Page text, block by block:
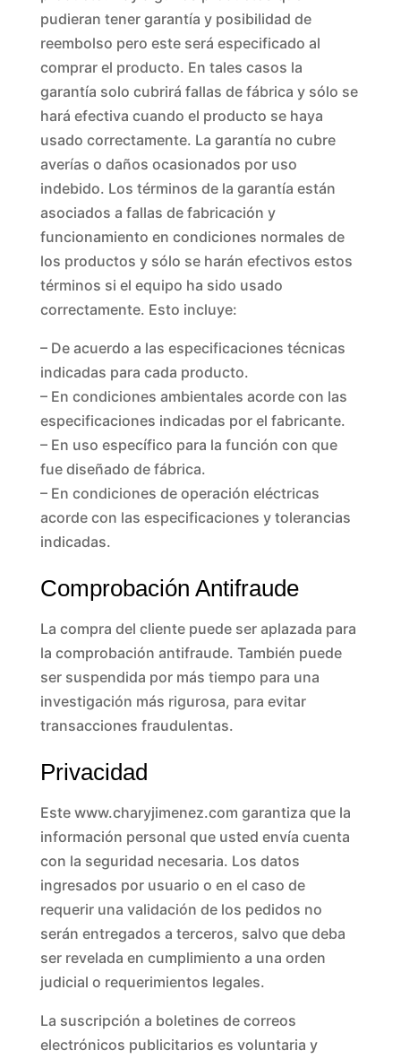
pudieran tener garantía y posibilidad de
reembolso pero este será especificado al
comprar el producto. En tales casos la
garantía solo cubrirá fallas de fábrica y sólo se
hará efectiva cuando el producto se haya
usado correctamente. La garantía no cubre
averías o daños ocasionados por uso
indebido. Los términos de la garantía están
asociados a fallas de fabricación y
funcionamiento en condiciones normales de
los productos y sólo se harán efectivos estos
términos si el equipo ha sido usado
correctamente. Esto incluye:
– De acuerdo a las especificaciones técnicas
indicadas para cada producto.
– En condiciones ambientales acorde con las
especificaciones indicadas por el fabricante.
– En uso específico para la función con que
fue diseñado de fábrica.
– En condiciones de operación eléctricas
acorde con las especificaciones y tolerancias
indicadas.
Comprobación Antifraude
La compra del cliente puede ser aplazada para
la comprobación antifraude. También puede
ser suspendida por más tiempo para una
investigación más rigurosa, para evitar
transacciones fraudulentas.
Privacidad
Este www.charyjimenez.com garantiza que la
información personal que usted envía cuenta
con la seguridad necesaria. Los datos
ingresados por usuario o en el caso de
requerir una validación de los pedidos no
serán entregados a terceros, salvo que deba
ser revelada en cumplimiento a una orden
judicial o requerimientos legales.
La suscripción a boletines de correos
electrónicos publicitarios es voluntaria y